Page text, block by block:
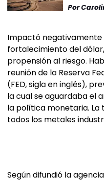
Por
Impactó negativamente
fortalecimiento del
propensión al riesgo.
reunión de la Reserva
(FED, sigla en inglés),
la cual se aguardaba el
la política monetaria. La
todos los metales
Según difundió la